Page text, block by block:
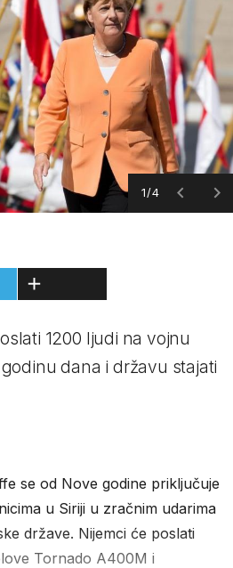
1/4
1200 ljudi na vojnu
dana i državu stajati
se od Nove godine priključuje
u Siriji u zračnim udarima
države. Nijemci će poslati
Tornado A400M i